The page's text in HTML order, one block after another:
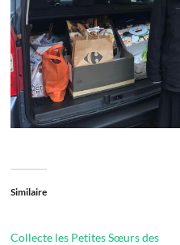
Similaire
Collecte les Petites Sœurs des